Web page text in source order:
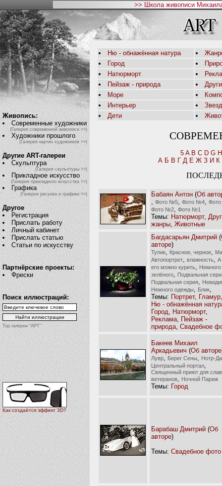
>> Школа живописи
Живопись:
Современные художники
(Галерея современной живописи >>)
Художники прошлого
(Галерея картин художников >>)
Другие ART-галереи
Скульптура
(Галерея скульптуры >>)
Прикладное искусство
(Галерея прикладного искусства >>)
Графика
(Галерея рисунка и графики >>)
Другое
Регистрация
Прислать работу
Личный кабинет
Прислать статью
Статьи по искусству
Партнёрские проекты:
Фрески
Поиск иллюстраций:
Top галереи "АРТ"
Как создаётся эффект 3D?
Ню - обнажённая натура
Город
Натюрморт
Пейзаж - природа
Море
Интерьер
Дети
5 A B C D G H
А Б В Г Д Е Ж З И К
Бабаян Антон (Об
Фото №5 Фото №4
Фото №2
Фото №1
Темы: Натюрморт,
жанры Животные
Багдасарьян Дмитрий (
авторе)
Тупик Красное, черное
Автопортрет
влажность
А
его можно курить
Немного
зелёного
Подвальная
Подвальная серия
Немного одежды
Блик
Темы: Портрет, Гламур
Ню - обнажённая
Город
Натюрморт,
Реклама
Пейзаж -
природа Свадебное
Бакеев Михаил
Аркадьевич (Об авторе
Лувр Берег Сены
Нотр-
Центральный портал
Священный приют для
ветеранов
Ночной Париж
Темы: Город
Барабаш Дмитрий (Об
авторе)
Темы: Свадебное фото